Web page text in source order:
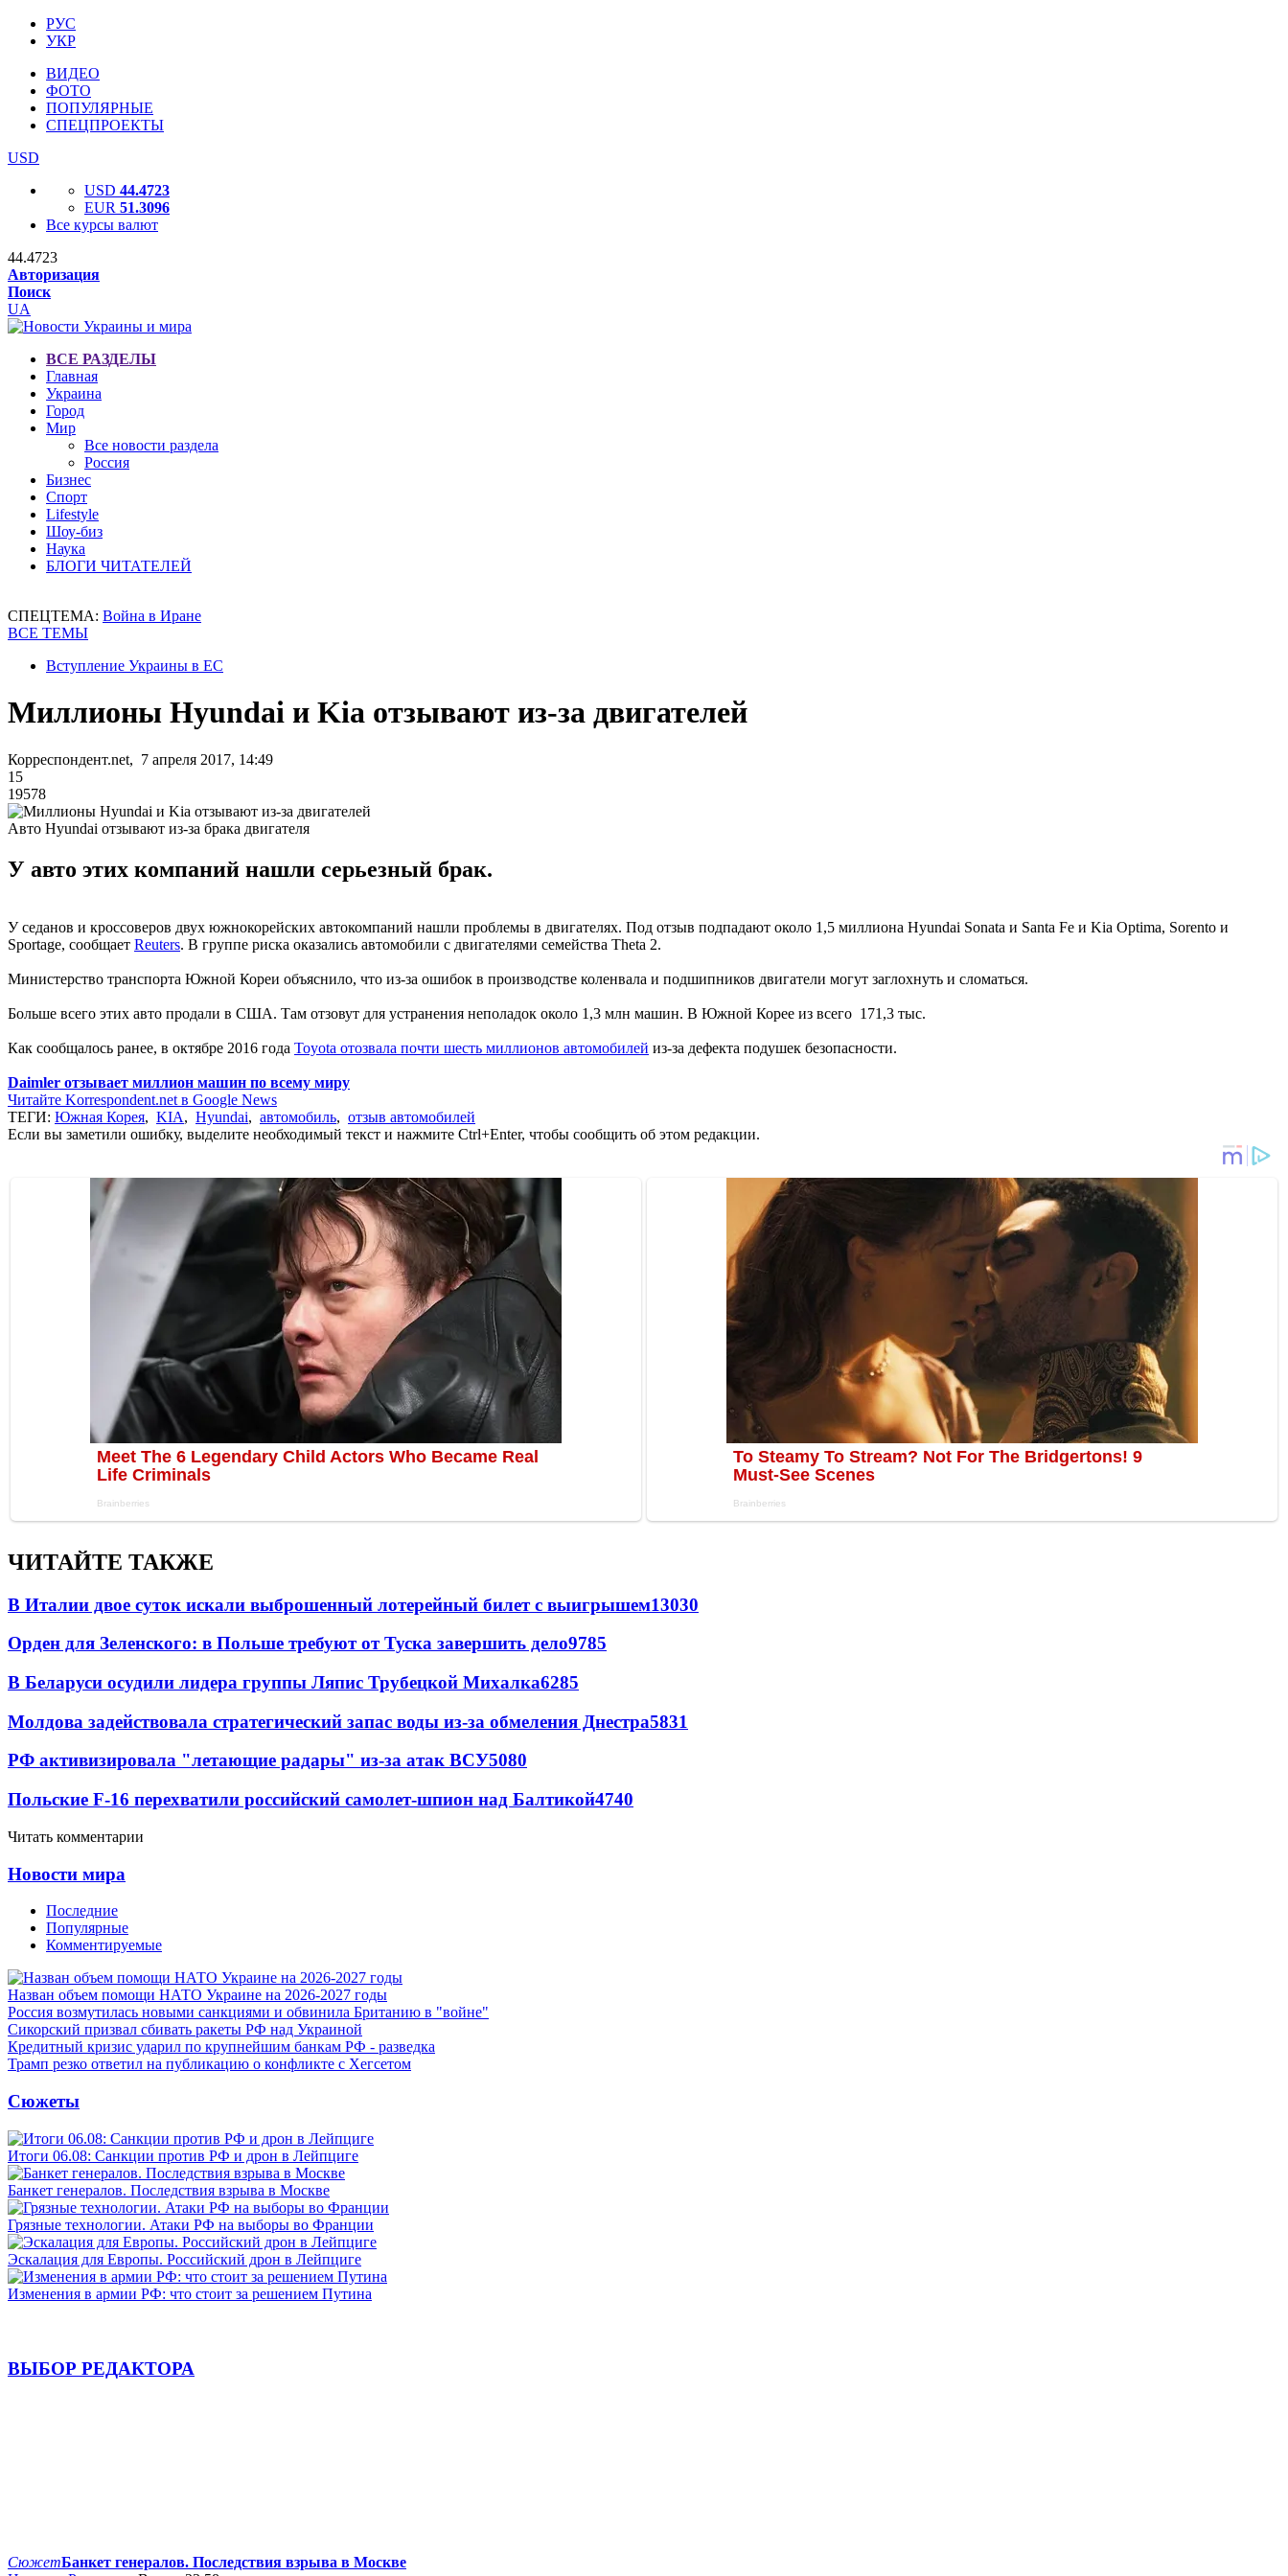
РУС
УКР
ВИДЕО
ФОТО
ПОПУЛЯРНЫЕ
СПЕЦПРОЕКТЫ
USD
USD 44.4723
EUR 51.3096
Все курсы валют
44.4723
Авторизация
Поиск
UA
ВСЕ РАЗДЕЛЫ
Главная
Украина
Город
Мир
Все новости раздела
Россия
Бизнес
Спорт
Lifestyle
Шоу-биз
Наука
БЛОГИ ЧИТАТЕЛЕЙ
СПЕЦТЕМА: Война в Иране
ВСЕ ТЕМЫ
Вступление Украины в ЕС
Миллионы Hyundai и Kia отзывают из-за двигателей
Корреспондент.net, 7 апреля 2017, 14:49
15
19578
Авто Hyundai отзывают из-за брака двигателя
У авто этих компаний нашли серьезный брак.
У седанов и кроссоверов двух южнокорейских автокомпаний нашли проблемы в двигателях. Под отзыв подпадают около 1,5 миллиона Hyundai Sonata и Santa Fe и Kia Optima, Sorento и
Sportage, сообщает Reuters. В группе риска оказались автомобили с двигателями семейства Theta 2.
Министерство транспорта Южной Кореи объяснило, что из-за ошибок в производстве коленвала и подшипников двигатели могут заглохнуть и сломаться.
Больше всего этих авто продали в США. Там отзовут для устранения неполадок около 1,3 млн машин. В Южной Корее из всего 171,3 тыс.
Как сообщалось ранее, в октябре 2016 года Toyota отозвала почти шесть миллионов автомобилей из-за дефекта подушек безопасности.
Daimler отзывает миллион машин по всему миру
Читайте Korrespondent.net в Google News
ТЕГИ: Южная Корея, KIA, Hyundai, автомобиль, отзыв автомобилей
Если вы заметили ошибку, выделите необходимый текст и нажмите Ctrl+Enter, чтобы сообщить об этом редакции.
ЧИТАЙТЕ ТАКЖЕ
В Италии двое суток искали выброшенный лотерейный билет с выигрышем13030
Орден для Зеленского: в Польше требуют от Туска завершить дело9785
В Беларуси осудили лидера группы Ляпис Трубецкой Михалка6285
Молдова задействовала стратегический запас воды из-за обмеления Днестра5831
РФ активизировала "летающие радары" из-за атак ВСУ5080
Польские F-16 перехватили российский самолет-шпион над Балтикой4740
Читать комментарии
Новости мира
Последние
Популярные
Комментируемые
Назван объем помощи НАТО Украине на 2026-2027 годы
Россия возмутилась новыми санкциями и обвинила Британию в "войне"
Сикорский призвал сбивать ракеты РФ над Украиной
Кредитный кризис ударил по крупнейшим банкам РФ - разведка
Трамп резко ответил на публикацию о конфликте с Хегсетом
Сюжеты
Итоги 06.08: Санкции против РФ и дрон в Лейпциге
Банкет генералов. Последствия взрыва в Москве
Грязные технологии. Атаки РФ на выборы во Франции
Эскалация для Европы. Российский дрон в Лейпциге
Изменения в армии РФ: что стоит за решением Путина
ВЫБОР РЕДАКТОРА
СюжетБанкет генералов. Последствия взрыва в Москве